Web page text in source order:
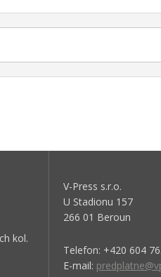
kol.
V-Press s.r.o.
U Stadionu 157
266 01 Beroun
Telefon: +420 604
E-mail: